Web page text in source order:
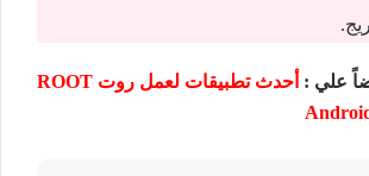
علي :
أحدث تطبيقات لعمل روت ROOT